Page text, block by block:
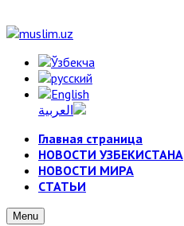
Главная страница
НОВОСТИ УЗБЕКИСТАНА
НОВОСТИ МИРА
СТАТЬИ
Menu